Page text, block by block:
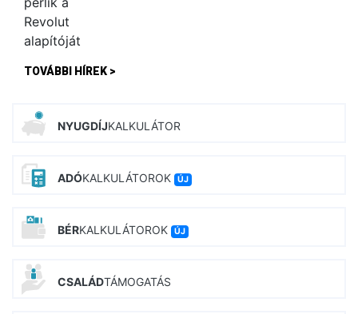
TOVÁBBI HÍREK >
NYUGDÍJKALKULÁTOR
ADÓKALKULÁTOROK ÚJ
BÉRKALKULÁTOROK ÚJ
CSALÁDTÁMOGATÁS